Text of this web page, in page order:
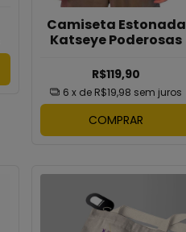
Camiseta Estonada
Katseye Poderosas
R$119,90
6 x de R$19,98 sem juros
COMPRAR